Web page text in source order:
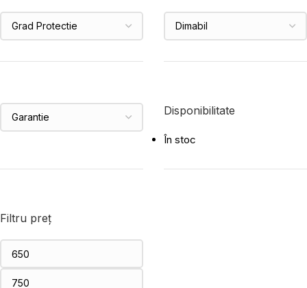
Disponibilitate
În stoc
Filtru preț